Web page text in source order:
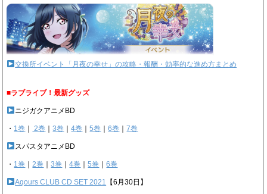
交換所イベント「月夜の幸せ」の攻略・報酬・効率的な進め方まとめ
■ラブライブ！最新グッズ
ニジガクアニメBD
・ 1巻 2巻 ｜3巻 ｜4巻 ｜5巻 ｜6巻 ｜7巻
スパスタアニメBD
・ 1巻 ｜2巻 ｜3巻 ｜4巻 ｜5巻 ｜6巻
Aqours CLUB CD SET 2021 【6月30日】